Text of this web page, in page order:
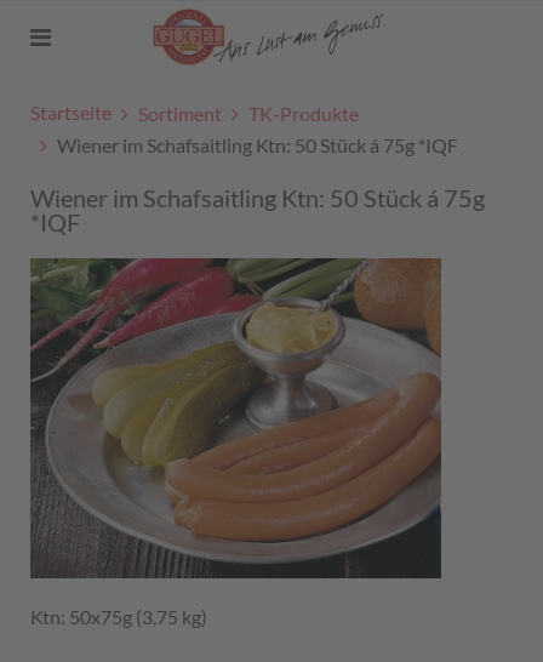
Startseite Sortiment
TK-Produkte
Wiener im Schafsaitling Ktn: 50 Stück á 75g *IQF
Wiener im Schafsaitling Ktn: 50 Stück á 75g
*IQF
Ktn: 50x75g (3,75 kg)